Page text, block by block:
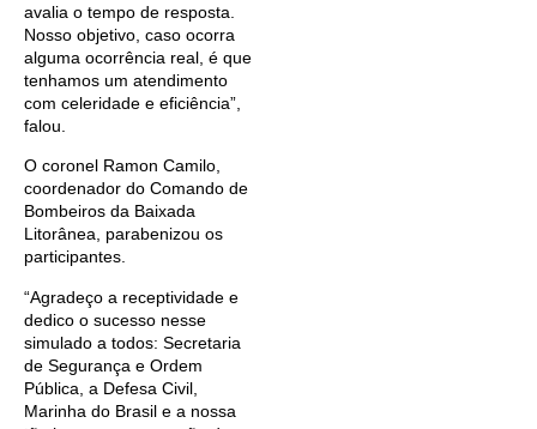
avalia o tempo de resposta.
Nosso objetivo, caso ocorra
alguma ocorrência real, é que
tenhamos um atendimento
com celeridade e eficiência”,
falou.
O coronel Ramon Camilo,
coordenador do Comando de
Bombeiros da Baixada
Litorânea, parabenizou os
participantes.
“Agradeço a receptividade e
dedico o sucesso nesse
simulado a todos: Secretaria
de Segurança e Ordem
Pública, a Defesa Civil,
Marinha do Brasil e a nossa